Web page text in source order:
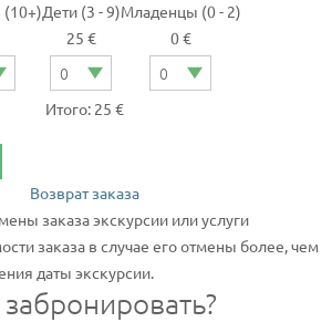
Дети (3 - 9)
25 €
Младенцы (0 - 2)
0 €
Итого: 25 €
Возврат заказа
заказа экскурсии или услуги
заказа в случае его отмены более, чем
даты экскурсии.